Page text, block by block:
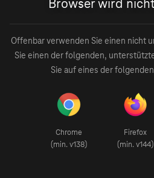
Browser wird
Offenbar verwenden Sie einen nicht
Sie einen der folgenden,
Sie auf eines der
Chrome
(min. v138)
Firefox
(min. v144)